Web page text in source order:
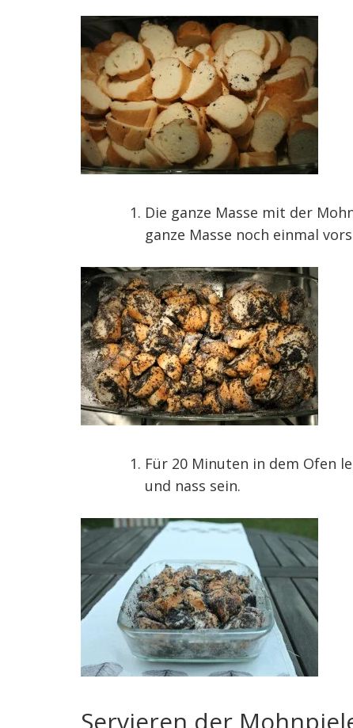
Die ganze Masse mit der
ganze Masse noch einmal
Für 20 Minuten in dem Ofen
und nass sein.
Servieren der